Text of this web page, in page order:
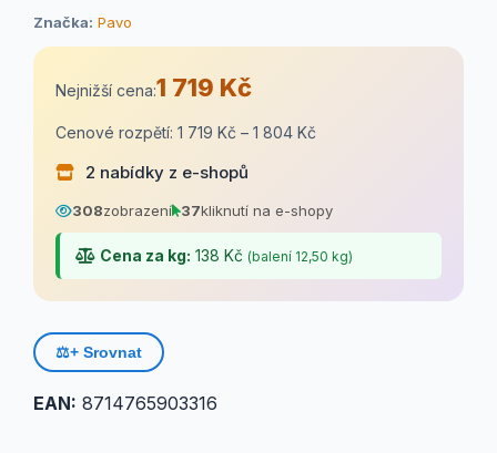
Značka: Pavo
Nejnižší cena:1 719 Kč
Cenové rozpětí: 1 719 Kč – 1 804 Kč
2 nabídky z e-shopů
308zobrazení 37kliknutí na e-shopy
Cena za kg: 138 Kč (balení 12,50 kg)
⚖️+ Srovnat
EAN: 8714765903316